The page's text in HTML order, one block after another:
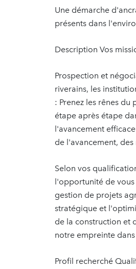
Une démarche
présents dans
Description Vos
Prospection et
riverains, les
: Prenez les rênes
étape après étape
l'avancement
de l'avancement,
Selon vos
l'opportunité de vous
gestion de projets
stratégique et
de la construction et
notre empreinte
Profil recherché